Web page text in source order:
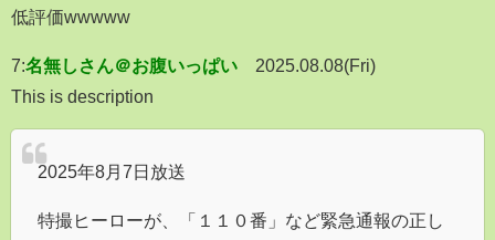
低評価wwwww
7:名無しさん＠お腹いっぱい
2025.08.08(Fri)
This is description
2025年8月7日放送
特撮ヒーローが、「１１０番」など緊急通報の正し